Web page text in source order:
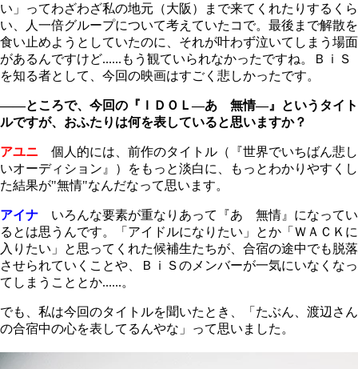
い」ってわざわざ私の地元（大阪）まで来てくれたりするくら
い、人一倍グループについて考えていたコで。最後まで解散を
食い止めようとしていたのに、それが叶わず泣いてしまう場面
があるんですけど......もう観ていられなかったですね。ＢｉＳ
を知る者として、今回の映画はすごく悲しかったです。
――ところで、今回の『ＩＤＯＬ―あゝ無情―』というタイト
ルですが、おふたりは何を表していると思いますか？
アユニ 個人的には、前作のタイトル（『世界でいちばん悲し
いオーディション』）をもっと淡白に、もっとわかりやすくし
た結果が"無情"なんだなって思います。
アイナ いろんな要素が重なりあって『あゝ無情』になってい
るとは思うんです。「アイドルになりたい」とか「ＷＡＣＫに
入りたい」と思ってくれた候補生たちが、合宿の途中でも脱落
させられていくことや、ＢｉＳのメンバーが一気にいなくなっ
てしまうこととか......。
でも、私は今回のタイトルを聞いたとき、「たぶん、渡辺さん
の合宿中の心を表してるんやな」って思いました。